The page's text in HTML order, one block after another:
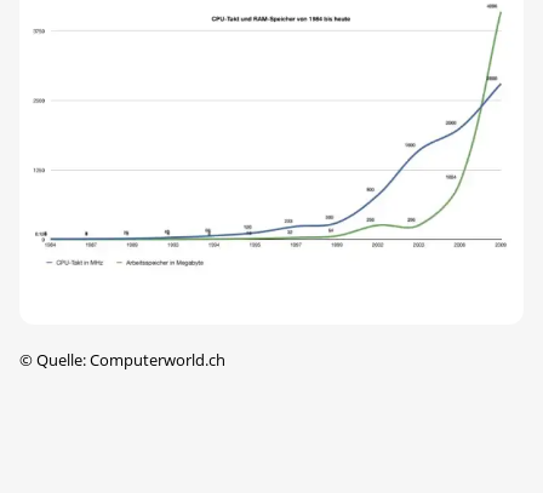
©Quelle: Computerworld.ch